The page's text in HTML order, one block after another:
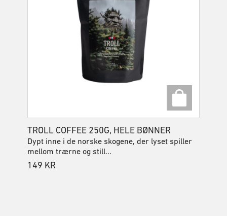
TROLL COFFEE 250G, HELE BØNNER
Dypt inne i de norske skogene, der lyset spiller
mellom trærne og still...
149 KR